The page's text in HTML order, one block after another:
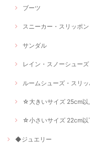
ブーツ
スニーカー・スリッポン
サンダル
レイン・スノーシューズ
ルームシューズ・スリ
☆大きいサイズ 25cm以
☆小さいサイズ 22cm以
◆ジュエリー